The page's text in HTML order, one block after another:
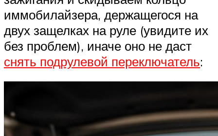
иммобилайзера, держащегося на
двух защелках на руле (увидите их
без проблем), иначе оно не даст
снять подрулевой переключатель: